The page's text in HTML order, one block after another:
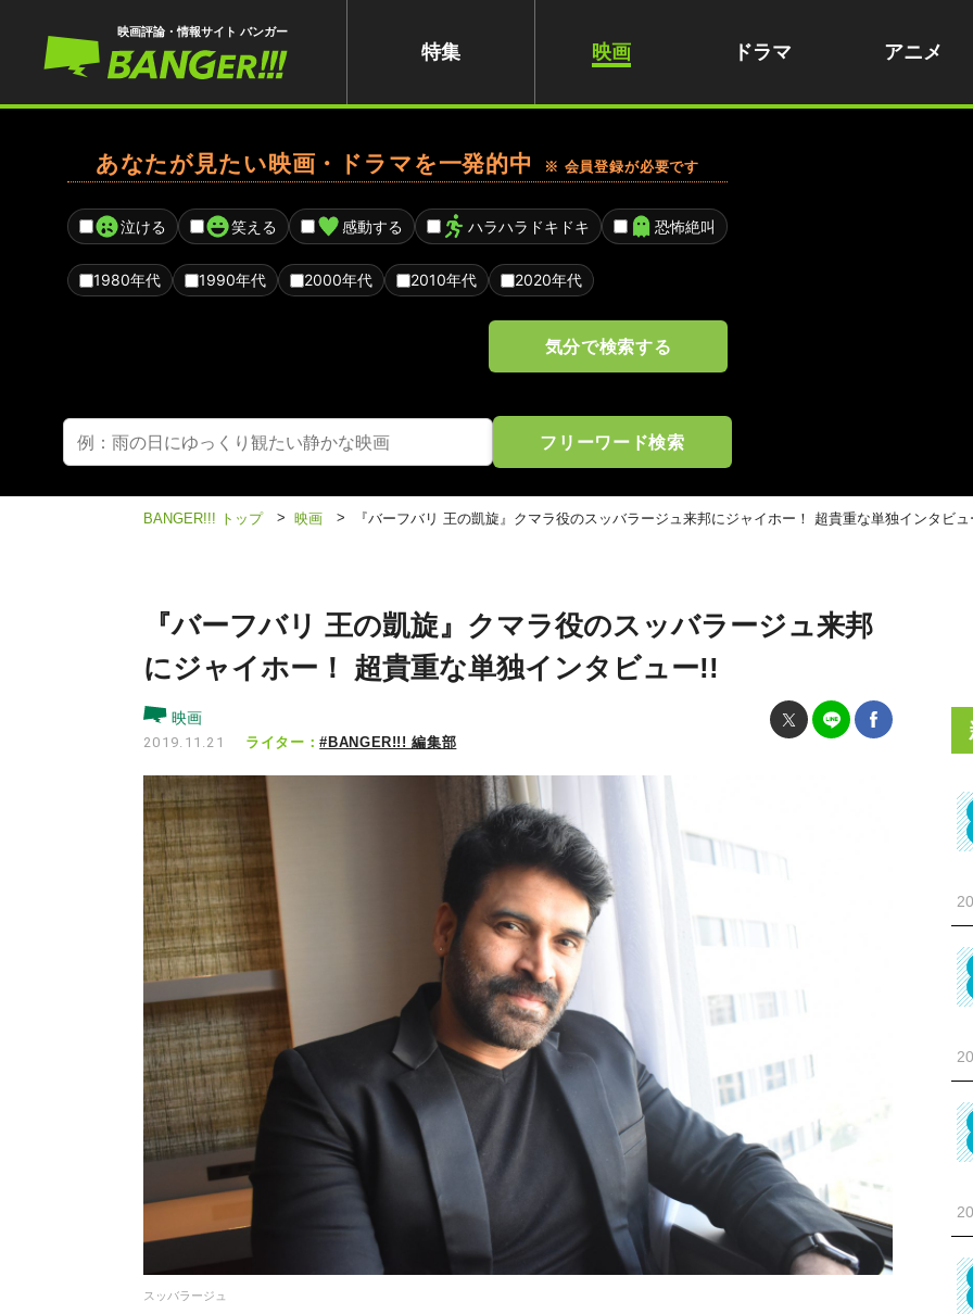
映画評論・情報サイト バンガー
特集 映画 ドラマ アニメ
あなたが見たい映画・ドラマを一発的中 ※ 会員登録が必要です
泣ける 笑える 感動する ハラハラドキドキ 恐怖絶叫
1980年代 1990年代 2000年代 2010年代 2020年代
気分で検索する
フリーワード検索
BANGER!!! トップ > 映画 > 『バーフバリ 王の凱旋』クマラ役のスッバラージュ来邦にジャイホー！ 超貴重な単独インタビュ
『バーフバリ 王の凱旋』クマラ役のスッバラージュ来邦
にジャイホー！ 超貴重な単独インタビュー!!
映画
2019.11.21 ライター：#BANGER!!! 編集部
スッバラージュ